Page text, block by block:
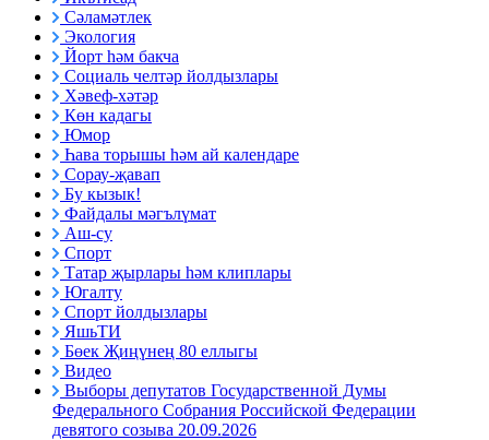
Сәламәтлек
Экология
Йорт һәм бакча
Социаль челтәр йолдызлары
Хәвеф-хәтәр
Көн кадагы
Юмор
Һава торышы һәм ай календаре
Сорау-җавап
Бу кызык!
Файдалы мәгълүмат
Аш-су
Спорт
Татар җырлары һәм клиплары
Югалту
Спорт йолдызлары
ЯшьТИ
Бөек Җиңүнең 80 еллыгы
Видео
Выборы депутатов Государственной Думы
Федерального Собрания Российской Федерации
девятого созыва 20.09.2026